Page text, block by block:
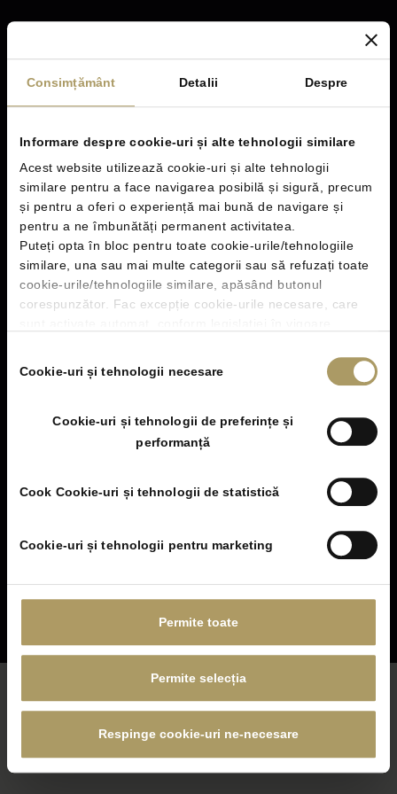
Consimțământ Detalii Despre
Informare despre cookie-uri și alte tehnologii similare
Acest website utilizează cookie-uri și alte tehnologii
similare pentru a face navigarea posibilă și sigură, precum
și pentru a oferi o experiență mai bună de navigare și
pentru a ne îmbunătăți permanent activitatea.
Puteți opta în bloc pentru toate cookie-urile/tehnologiile
similare, una sau mai multe categorii sau să refuzați toate
cookie-urile/tehnologiile similare, apăsând butonul
corespunzător. Fac excepție cookie-urile necesare, care
consimțământului
Cookie-uri și tehnologii necesare
Cookie-uri și tehnologii de preferințe și
performanță
Cook Cookie-uri și tehnologii de statistică
Cookie-uri și tehnologii pentru marketing
Permite toate
Permite selecția
Respinge cookie-uri ne-necesare
0 755 128 129
Cookie Module
Cookie Policy
Privacy Policy
Developed by TIRIAC IMOBILIARE.